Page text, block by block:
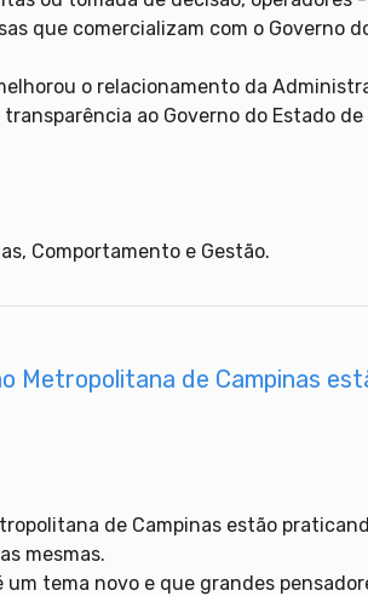
que comercializam com o Governo
o relacionamento da
ao Governo do Estado de
Comportamento e Gestão.
Metropolitana de Campinas
de Campinas estão
mesmas.
tema novo e que grandes